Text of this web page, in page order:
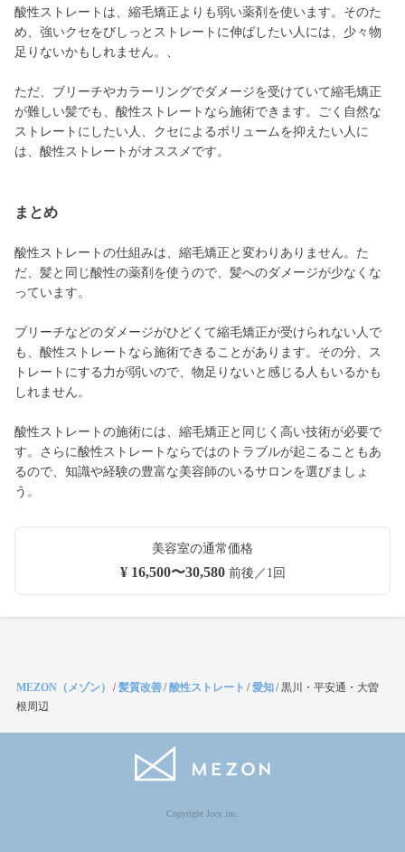
酸性ストレートは、縮毛矯正よりも弱い薬剤を使います。そのた
め、強いクセをびしっとストレートに伸ばしたい人には、少々物
足りないかもしれません。、
ただ、ブリーチやカラーリングでダメージを受けていて縮毛矯正
が難しい髪でも、酸性ストレートなら施術できます。ごく自然な
ストレートにしたい人、クセによるボリュームを抑えたい人に
は、酸性ストレートがオススメです。
まとめ
酸性ストレートの仕組みは、縮毛矯正と変わりありません。た
だ、髪と同じ酸性の薬剤を使うので、髪へのダメージが少なくな
っています。
ブリーチなどのダメージがひどくて縮毛矯正が受けられない人で
も、酸性ストレートなら施術できることがあります。その分、ス
トレートにする力が弱いので、物足りないと感じる人もいるかも
しれません。
酸性ストレートの施術には、縮毛矯正と同じく高い技術が必要で
す。さらに酸性ストレートならではのトラブルが起こることもあ
るので、知識や経験の豊富な美容師のいるサロンを選びましょ
う。
美容室の通常価格
¥ 16,500〜30,580前後／1回
MEZON（メゾン） /髪質改善/酸性ストレート /愛知/黒川・平安通・大曽
根周辺
Copyright Jocy inc.